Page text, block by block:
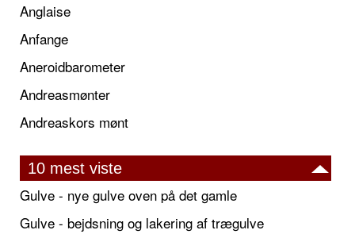
Anglaise
Anfange
Aneroidbarometer
Andreasmønter
Andreaskors mønt
10 mest viste
Gulve - nye gulve oven på det gamle
Gulve - bejdsning og lakering af trægulve